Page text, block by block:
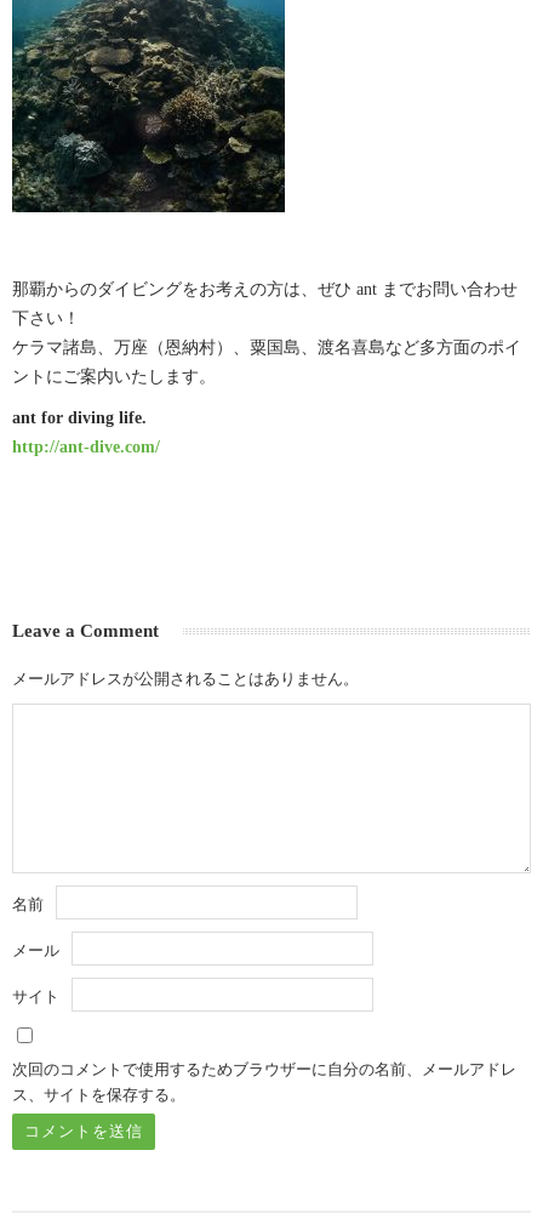
那覇からのダイビングをお考えの方は、ぜひ ant までお問い合わせ
下さい！
ケラマ諸島、万座（恩納村）、粟国島、渡名喜島など多方面のポイ
ントにご案内いたします。
ant for diving life.
http://ant-dive.com/
Leave a Comment
メールアドレスが公開されることはありません。
名前
メール
サイト
次回のコメントで使用するためブラウザーに自分の名前、メールアドレ
ス、サイトを保存する。